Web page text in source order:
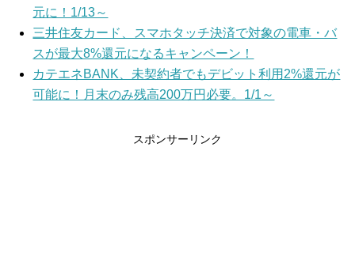
元に！1/13～
三井住友カード、スマホタッチ決済で対象の電車・バ
スが最大8%還元になるキャンペーン！
カテエネBANK、未契約者でもデビット利用2%還元が
可能に！月末のみ残高200万円必要。1/1～
スポンサーリンク